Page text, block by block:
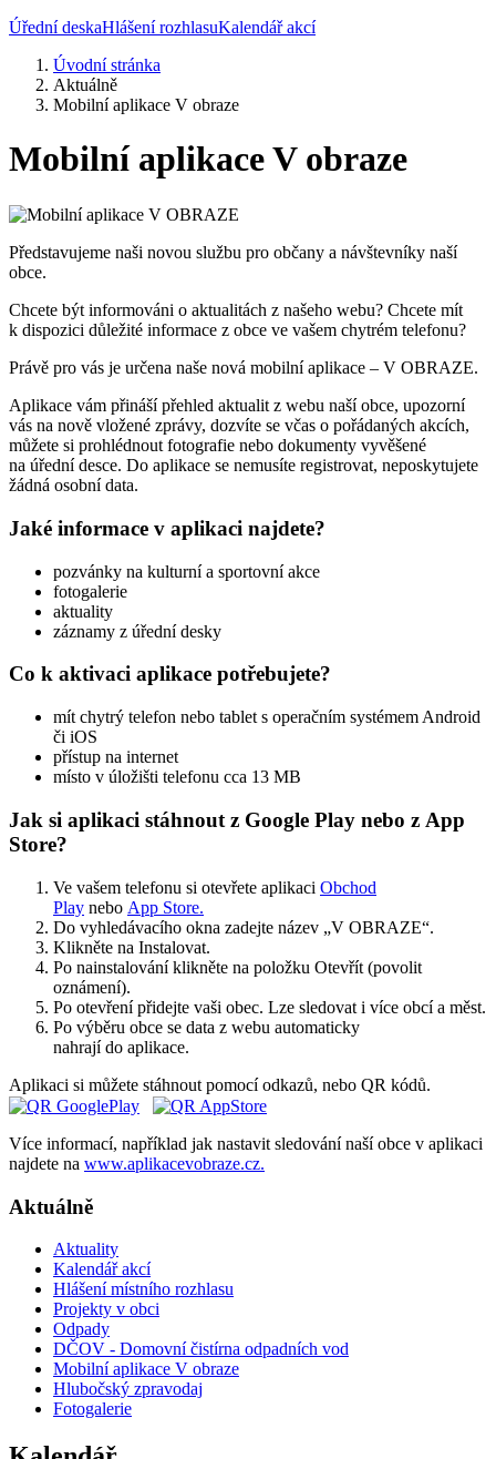
Úřední deskaHlášení rozhlasuKalendář akcí
Úvodní stránka
Aktuálně
Mobilní aplikace V obraze
Mobilní aplikace V obraze
Představujeme naši novou službu pro občany a návštevníky naší
obce.
Chcete být informováni o aktualitách z našeho webu? Chcete mít
k dispozici důležité informace z obce ve vašem chytrém telefonu?
Právě pro vás je určena naše nová mobilní aplikace – V OBRAZE.
Aplikace vám přináší přehled aktualit z webu naší obce, upozorní
vás na nově vložené zprávy, dozvíte se včas o pořádaných akcích,
můžete si prohlédnout fotografie nebo dokumenty vyvěšené
na úřední desce. Do aplikace se nemusíte registrovat, neposkytujete
žádná osobní data.
Jaké informace v aplikaci najdete?
pozvánky na kulturní a sportovní akce
fotogalerie
aktuality
záznamy z úřední desky
Co k aktivaci aplikace potřebujete?
mít chytrý telefon nebo tablet s operačním systémem Android
či iOS
přístup na internet
místo v úložišti telefonu cca 13 MB
Jak si aplikaci stáhnout z Google Play nebo z App
Store?
Ve vašem telefonu si otevřete aplikaci Obchod
Play nebo App Store.
Do vyhledávacího okna zadejte název „V OBRAZE“.
Klikněte na Instalovat.
Po nainstalování klikněte na položku Otevřít (povolit
oznámení).
Po otevření přidejte vaši obec. Lze sledovat i více obcí a měst.
Po výběru obce se data z webu automaticky
nahrají do aplikace.
Aplikaci si můžete stáhnout pomocí odkazů, nebo QR kódů.
Více informací, například jak nastavit sledování naší obce v aplikaci
najdete na www.aplikacevobraze.cz.
Aktuálně
Aktuality
Kalendář akcí
Hlášení místního rozhlasu
Projekty v obci
Odpady
DČOV - Domovní čistírna odpadních vod
Mobilní aplikace V obraze
Hlubočský zpravodaj
Fotogalerie